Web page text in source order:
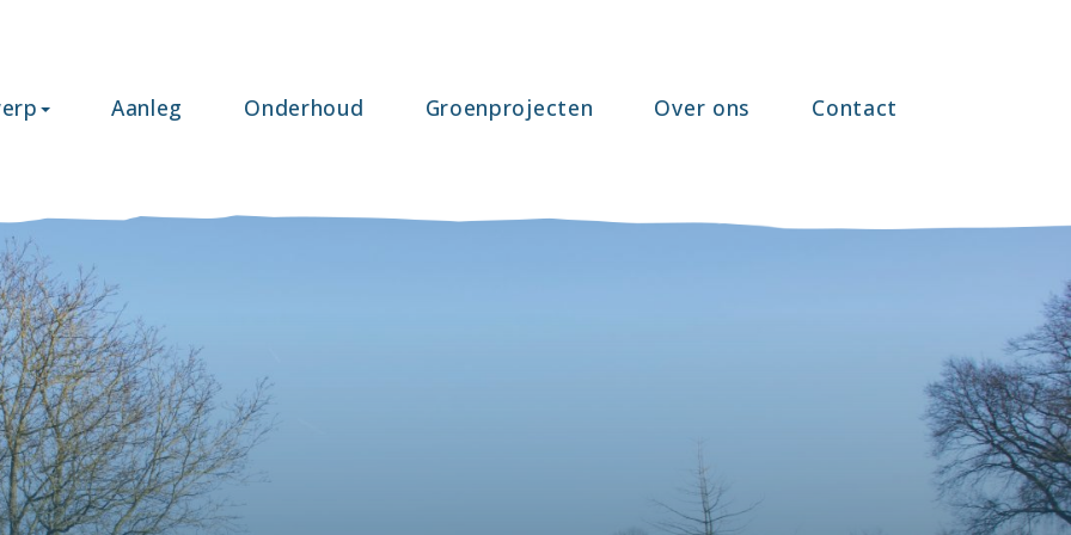
Aanleg Onderhoud Groenprojecten Over ons Contact